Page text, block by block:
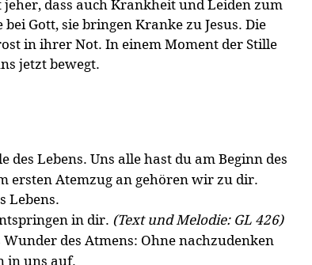
dass auch Krankheit und Leiden zum
Gott, sie bringen Kranke zu Jesus. Die
in ihrer Not. In einem Moment der Stille
jetzt bewegt.
des Lebens. Uns alle hast du am Beginn des
ersten Atemzug an gehören wir zu dir.
Lebens.
in dir. (Text und Melodie: GL 426)
des Atmens: Ohne nachzudenken
in uns auf.